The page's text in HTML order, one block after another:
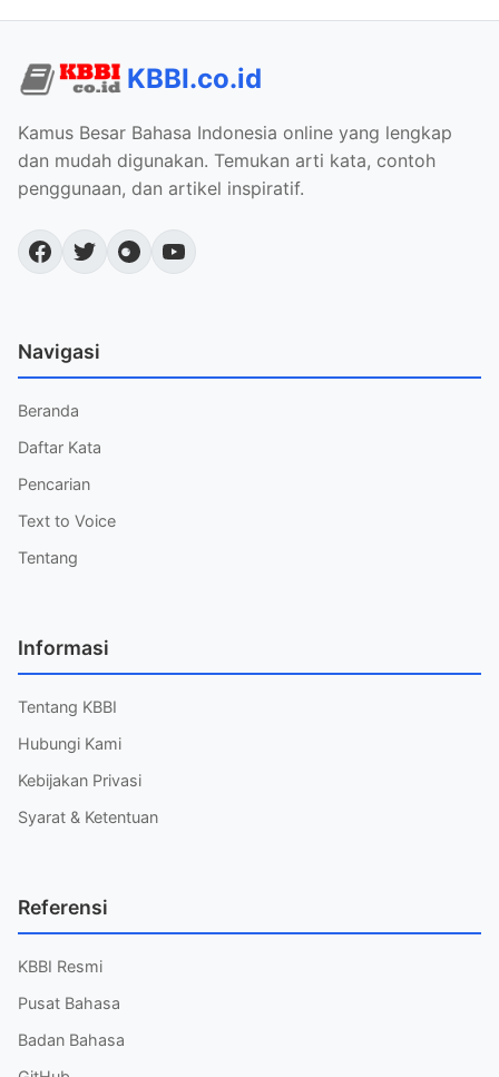
KBBI.co.id
Kamus Besar Bahasa Indonesia online yang lengkap
dan mudah digunakan. Temukan arti kata, contoh
penggunaan, dan artikel inspiratif.
Navigasi
Beranda
Daftar Kata
Pencarian
Text to Voice
Tentang
Informasi
Tentang KBBI
Hubungi Kami
Kebijakan Privasi
Syarat & Ketentuan
Referensi
KBBI Resmi
Pusat Bahasa
Badan Bahasa